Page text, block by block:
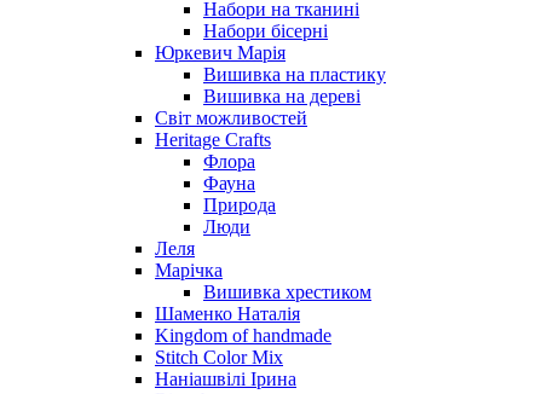
Набори на тканині
Набори бісерні
Юркевич Марія
Вишивка на пластику
Вишивка на дереві
Світ можливостей
Heritage Crafts
Флора
Фауна
Природа
Люди
Леля
Марічка
Вишивка хрестиком
Шаменко Наталія
Kingdom of handmade
Stitch Color Mix
Наніашвілі Ірина